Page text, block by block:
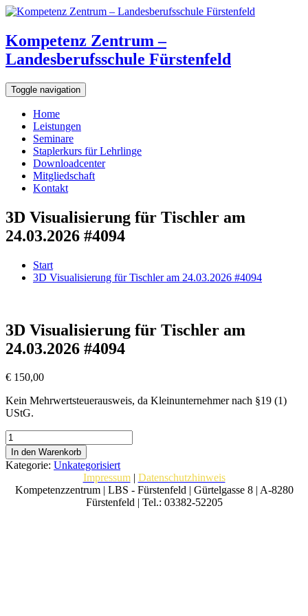
Kompetenz Zentrum –
Landesberufsschule Fürstenfeld
Toggle navigation
Home
Leistungen
Seminare
Staplerkurs für Lehrlinge
Downloadcenter
Mitgliedschaft
Kontakt
3D Visualisierung für Tischler am
24.03.2026 #4094
Start
3D Visualisierung für Tischler am 24.03.2026 #4094
3D Visualisierung für Tischler am
24.03.2026 #4094
€ 150,00
Kein Mehrwertsteuerausweis, da Kleinunternehmer nach §19 (1)
UStG.
3D
Visualisierung
für
Tischler
am
24.03.2026
In den Warenkorb
Kategorie: Unkategorisiert
Impressum| Datenschutzhinweis
Kompetenzzentrum | LBS - Fürstenfeld | Gürtelgasse 8 | A-8280
Fürstenfeld | Tel.: 03382-52205